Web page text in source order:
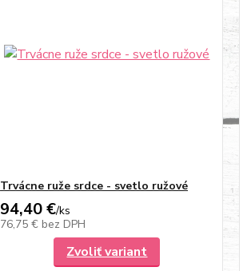
Trvácne ruže srdce - svetlo ružové
94,40 €/ks
76,75 € bez DPH
Zvoliť variant